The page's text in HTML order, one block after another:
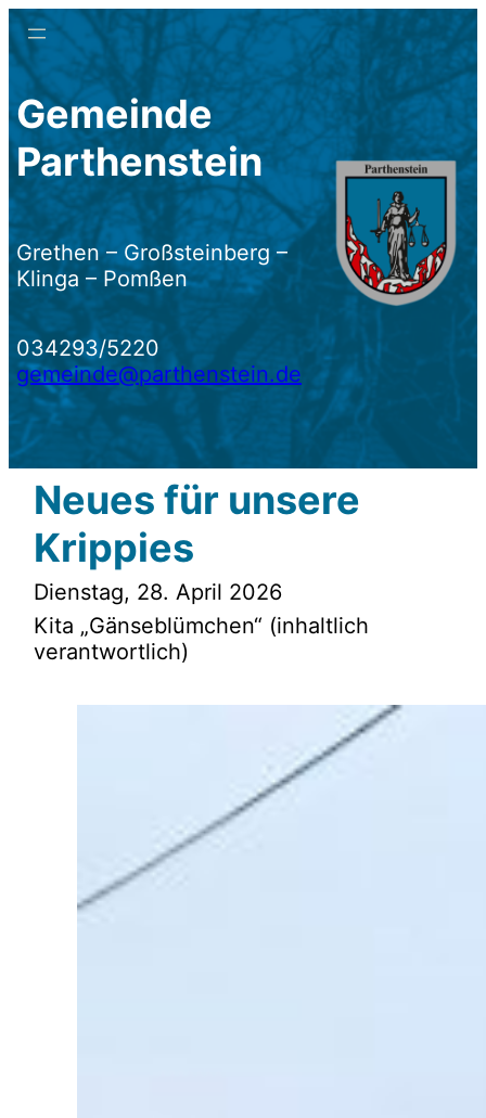
Zum
Inhalt
springen
Gemeinde
Parthenstein
Grethen – Großsteinberg –
Klinga – Pomßen
034293/5220
gemeinde@parthenstein.de
Neues für unsere
Krippies
Dienstag, 28. April 2026
Kita „Gänseblümchen“ (inhaltlich
verantwortlich)